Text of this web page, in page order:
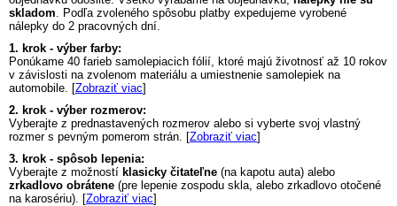
skladom . Podľa zvoleného spôsobu platby expedujeme vyrobené
nálepky do 2 pracovných dní.
1. krok - výber farby:
Ponúkame 40 farieb samolepiacich fólií, ktoré majú životnosť až 10 rokov
v závislosti na zvolenom materiálu a umiestnenie samolepiek na
automobile. [Zobraziť viac]
2. krok - výber rozmerov:
Vyberajte z prednastavených rozmerov alebo si vyberte svoj vlastný
rozmer s pevným pomerom strán. [Zobraziť viac]
3. krok - spôsob lepenia:
Vyberajte z možností klasicky čitateľne (na kapotu auta) alebo
zrkadlovo obrátene (pre lepenie zospodu skla, alebo zrkadlovo otočené
na karosériu). [Zobraziť viac]